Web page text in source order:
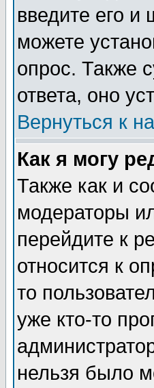
введите его и
можете
опрос. Также
ответа, оно
Вернуться к
Как я могу
Также как и
модераторы
перейдите к
относится к
то
уже кто-то
нельзя было